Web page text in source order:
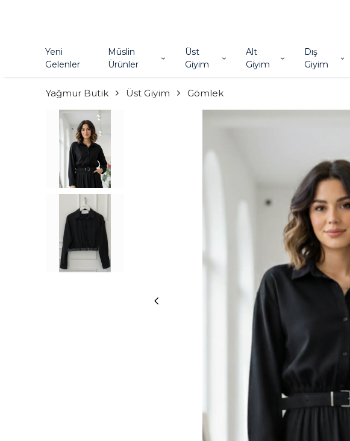
Yeni
Gelenler
Müslin
Ürünler
Üst
Giyim
Alt
Giyim
Dış
Giyim
Yağmur Butik Üst Giyim Gömlek